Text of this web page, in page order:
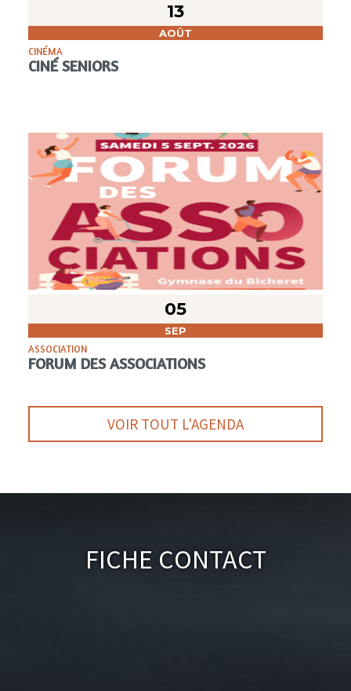
13
AOÛT
CINÉMA
CINÉ SENIORS
05
SEP
ASSOCIATION
FORUM DES ASSOCIATIONS
VOIR TOUT L'AGENDA
Fiche Contact